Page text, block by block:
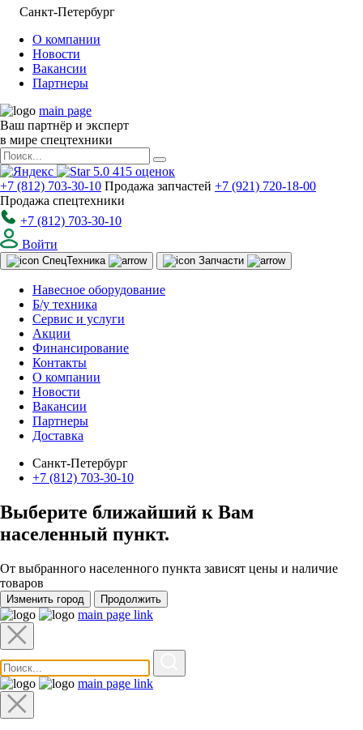
Санкт-Петербург
О компании
Новости
Вакансии
Партнеры
main page
Ваш партнёр и эксперт
в мире спецтехники
5.0 415 оценок
+7 (812) 703-30-10 Продажа запчастей +7 (921) 720-18-00
Продажа спецтехники
+7 (812) 703-30-10
Войти
СпецТехника Запчасти
Навесное оборудование
Б/у техника
Сервис и услуги
Акции
Финансирование
Контакты
О компании
Новости
Вакансии
Партнеры
Доставка
Санкт-Петербург
+7 (812) 703-30-10
Выберите ближайший к Вам
населенный пункт.
От выбранного населенного пункта зависят цены и наличие
товаров
Изменить город Продолжить
main page link
main page link